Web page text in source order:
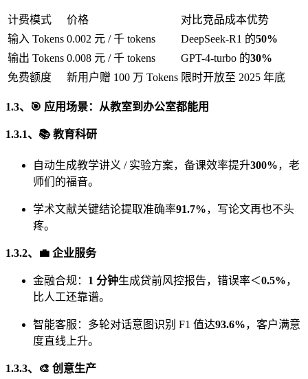
计费模式 价格
对比竞品成本优势
输入 Tokens 0.002 元 / 千 tokens DeepSeek-R1 的50%
输出 Tokens 0.008 元 / 千 tokens GPT-4-turbo 的30%
免费额度
新用户赠 100 万 Tokens 限时开放至 2025 年底
1.3、🎯 应用场景：从教室到办公室都能用
1.3.1、📚 教育科研
自动生成教学讲义 / 实验方案，备课效率提升300%，老
师们的福音。
学术文献关键结论提取准确率91.7%，写论文再也不头
疼。
1.3.2、💼 企业服务
金融合规： 1 分钟生成贷前风控报告，错误率＜0.5%，
比人工还靠谱。
智能客服：多轮对话意图识别 F1 值达93.6%，客户满意
度直线上升。
1.3.3、🎨 创意生产